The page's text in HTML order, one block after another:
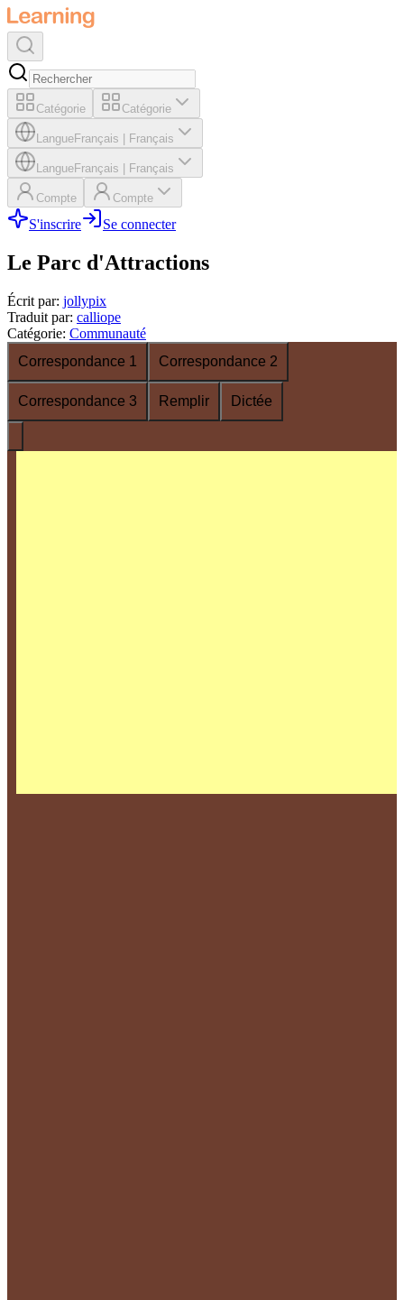
Catégorie Catégorie
LangueFrançais Français
LangueFrançais Français
Compte Compte
S'inscrire Se connecter
Le Parc d'Attractions
Écrit par: jollypix
Traduit par: calliope
Catégorie: Communauté
Correspondance 1
Correspondance 2
Correspondance 3 Remplir Dictée